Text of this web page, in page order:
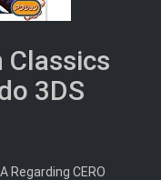
Classics
3DS
Regarding CERO